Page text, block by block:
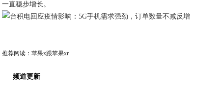
一直稳步增长。
推荐阅读：苹果x跟苹果xr
频道更新